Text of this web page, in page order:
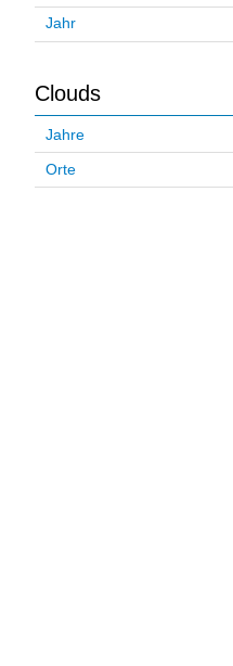
Jahr
Clouds
Jahre
Orte